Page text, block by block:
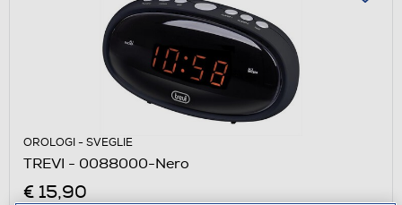
OROLOGI - SVEGLIE
TREVI - 0088000-Nero
€ 15,90